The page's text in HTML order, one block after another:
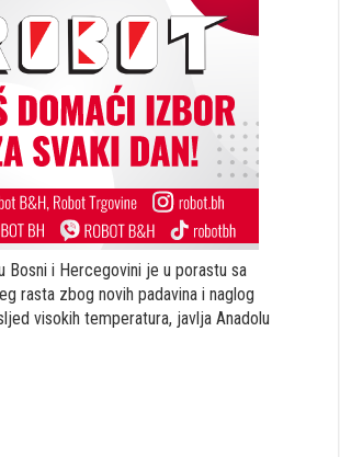
Bosni i Hercegovini je u porastu sa
rasta zbog novih padavina i naglog
visokih temperatura, javlja Anadolu